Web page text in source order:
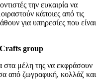
την ευκαιρία να
κάποιες από τις
για υπηρεσίες που είναι
group
στα μέλη της να εκφράσουν
από ζωγραφική, κολλάζ και